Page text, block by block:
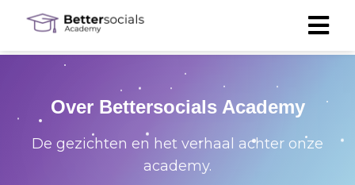
Over Bettersocials Academy
De gezichten en het verhaal achter onze
academy.